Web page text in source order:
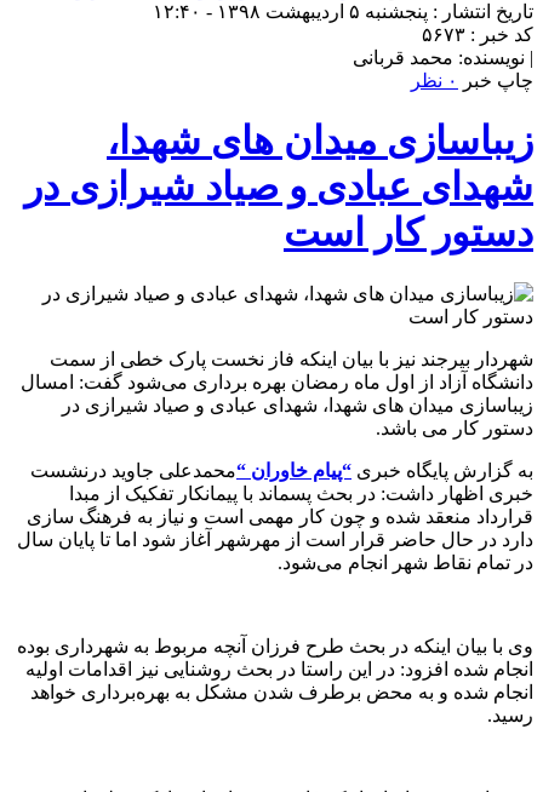
تاریخ انتشار : پنجشنبه ۵ اردیبهشت ۱۳۹۸ - ۱۲:۴۰
کد خبر : ۵۶۷۳
| نویسنده: محمد قربانی
چاپ خبر
۰ نظر
زیباسازی میدان های شهدا،
شهدای عبادی و صیاد شیرازی در
دستور کار است
شهردار بیرجند نیز با بیان اینکه فاز نخست پارک خطی از سمت
دانشگاه آزاد از اول ماه رمضان بهره برداری می‌شود گفت: امسال
زیباسازی میدان های شهدا، شهدای عبادی و صیاد شیرازی در
دستور کار می باشد.
به گزارش پایگاه خبری “پیام خاوران “محمدعلی جاوید درنشست
خبری اظهار داشت: در بحث پسماند با پیمانکار تفکیک از مبدا
قرارداد منعقد شده و چون کار مهمی است و نیاز به فرهنگ سازی
دارد در حال حاضر قرار است از مهرشهر آغاز شود اما تا پایان سال
در تمام نقاط شهر انجام می‌شود.
وی با بیان اینکه در بحث طرح فرزان آنچه مربوط به شهرداری بوده
انجام شده افزود: در این راستا در بحث روشنایی نیز اقدامات اولیه
انجام شده و به محض برطرف شدن مشکل به بهره‌برداری خواهد
رسید.